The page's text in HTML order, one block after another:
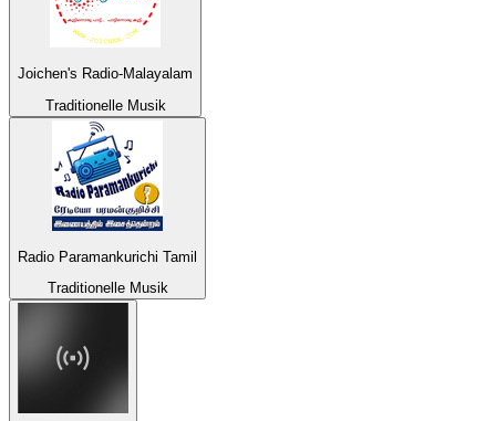
Joichen's Radio-Malayalam
Traditionelle Musik
Radio Paramankurichi Tamil
Traditionelle Musik